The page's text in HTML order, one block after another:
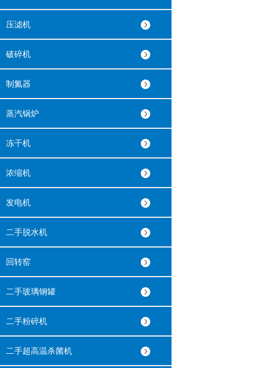
压滤机
破碎机
制氮器
蒸汽锅炉
冻干机
浓缩机
发电机
二手脱水机
回转窑
二手玻璃钢罐
二手粉碎机
二手超高温杀菌机